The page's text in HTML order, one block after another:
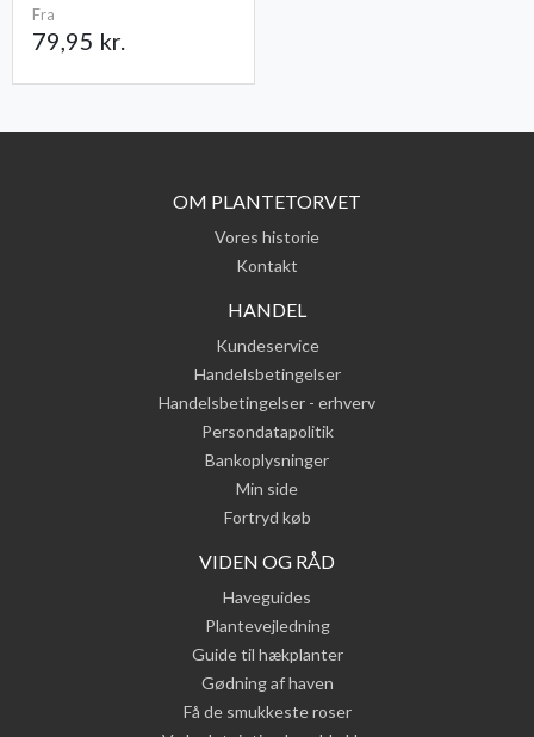
Fra
79,95 kr.
OM PLANTETORVET
Vores historie
Kontakt
HANDEL
Kundeservice
Handelsbetingelser
Handelsbetingelser - erhverv
Persondatapolitik
Bankoplysninger
Min side
Fortryd køb
VIDEN OG RÅD
Haveguides
Plantevejledning
Guide til hækplanter
Gødning af haven
Få de smukkeste roser